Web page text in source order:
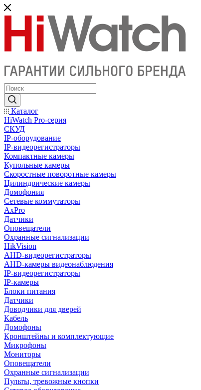
Каталог
HiWatch Pro-серия
CКУД
IP-оборудование
IP-видеорегистраторы
Компактные камеры
Купольные камеры
Скоростные поворотные камеры
Цилиндрические камеры
Домофония
Сетевые коммутаторы
AxPro
Датчики
Оповещатели
Охранные сигнализации
HikVision
AHD-видеорегистраторы
AHD-камеры видеонаблюдения
IP-видеорегистраторы
IP-камеры
Блоки питания
Датчики
Доводчики для дверей
Кабель
Домофоны
Кронштейны и комплектующие
Микрофоны
Мониторы
Оповещатели
Охранные сигнализации
Пульты, тревожные кнопки